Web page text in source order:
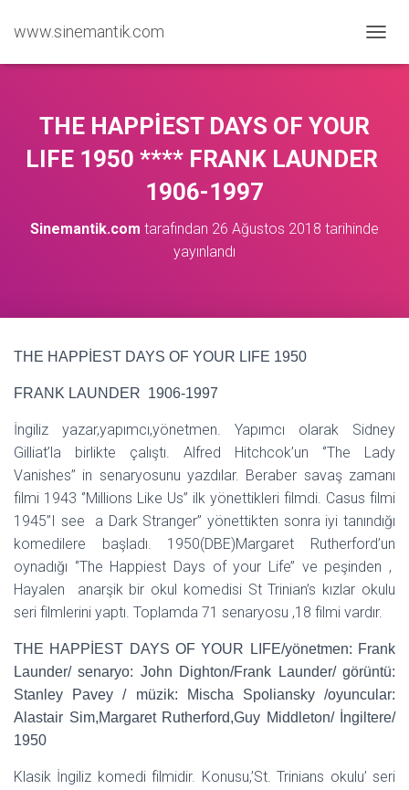
www.sinemantik.com
E
A
Ç
P
THE HAPPİEST DAYS OF YOUR
LIFE 1950 **** FRANK LAUNDER
1906-1997
Sinemantik.com tarafından 26 Ağustos 2018 tarihinde
yayınlandı
THE HAPPİEST DAYS OF YOUR LIFE 1950
FRANK LAUNDER 1906-1997
İngiliz yazar,yapımcı,yönetmen. Yapımcı olarak Sidney
Gilliat’la birlikte çalıştı. Alfred Hitchcok’un ‘’The Lady
Vanishes’’ in senaryosunu yazdılar. Beraber savaş zamanı
filmi 1943 ‘’Millions Like Us’’ ilk yönettikleri filmdi. Casus filmi
1945’’I see a Dark Stranger’’ yönettikten sonra iyi tanındığı
komedilere başladı. 1950(DBE)Margaret Rutherford’un
oynadığı ‘’The Happiest Days of your Life’’ ve peşinden ,
Hayalen anarşik bir okul komedisi St Trinian’s kızlar okulu
seri filmlerini yaptı. Toplamda 71 senaryosu ,18 filmi vardır.
THE HAPPİEST DAYS OF YOUR LIFE/yönetmen: Frank
Launder/ senaryo: John Dighton/Frank Launder/ görüntü:
Stanley Pavey / müzik: Mischa Spoliansky /oyuncular:
Alastair Sim,Margaret Rutherford,Guy Middleton/ İngiltere/
1950
Klasik İngiliz komedi filmidir. Konusu,’St. Trinians okulu’ seri